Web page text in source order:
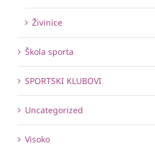
Živinice
Škola sporta
SPORTSKI KLUBOVI
Uncategorized
Visoko